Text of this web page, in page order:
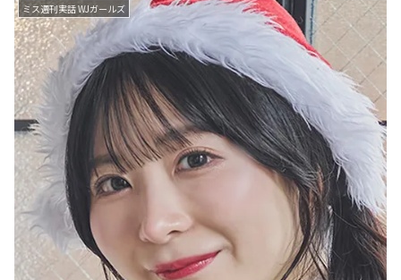
ミス週刊実話 WJガールズ